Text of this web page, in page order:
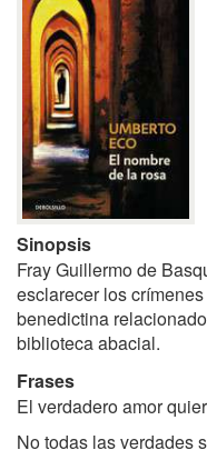
Sinopsis
Fray Guillermo de
esclarecer los
benedictina
biblioteca abacial.
Frases
El verdadero amor
No todas las verdades